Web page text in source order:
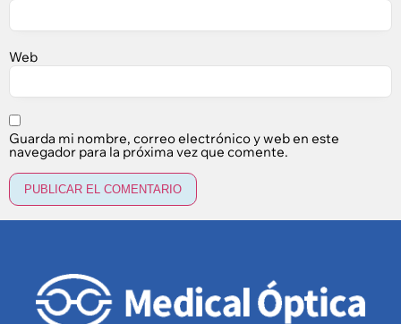
Web
Guarda mi nombre, correo electrónico y web en este
navegador para la próxima vez que comente.